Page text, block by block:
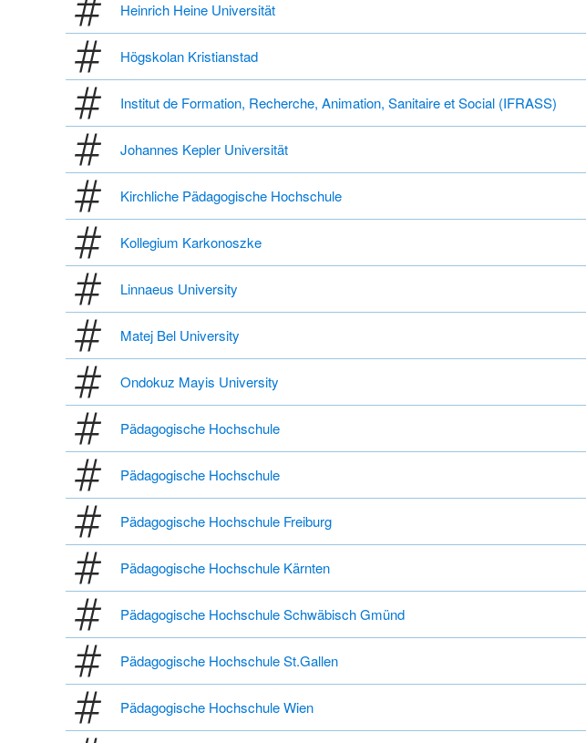
Heinrich Heine Universität
Högskolan Kristianstad
Institut de Formation, Recherche, Animation, Sanitaire et Social (IFRASS)
Johannes Kepler Universität
Kirchliche Pädagogische Hochschule
Kollegium Karkonoszke
Linnaeus University
Matej Bel University
Ondokuz Mayis University
Pädagogische Hochschule
Pädagogische Hochschule
Pädagogische Hochschule Freiburg
Pädagogische Hochschule Kärnten
Pädagogische Hochschule Schwäbisch Gmünd
Pädagogische Hochschule St.Gallen
Pädagogische Hochschule Wien